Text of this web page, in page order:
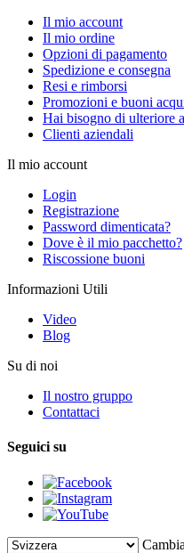
Il mio account
Il mio ordine
Opzioni di pagamento
Spedizione e consegna
Resi e rimborsi
Promozioni e buoni
Hai bisogno di ulteriore
Clienti aziendali
Il mio account
Login
Registrazione
Password dimenticata?
Dove è il mio pacchetto?
Riscossione buoni
Informazioni Utili
Video
Blog
Su di noi
Il nostro gruppo
Contattaci
Seguici su